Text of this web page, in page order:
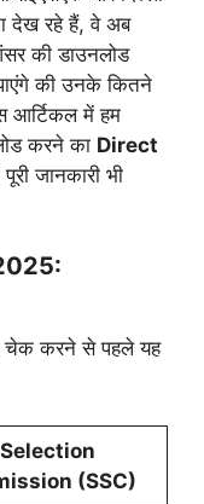
देख रहे हैं, वे अब
की डाउनलोड
की उनके कितने
आर्टिकल में हम
करने का Direct
जानकारी भी
चेक करने से पहले यह
(SSC)